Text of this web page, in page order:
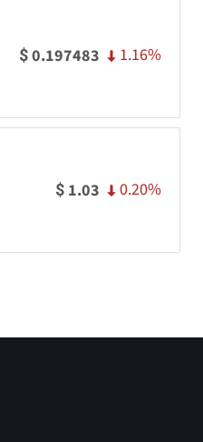
$0.197483 1.16%
$ 1.03 0.20%